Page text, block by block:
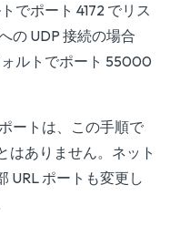
でポート 4172 でリス
の UDP 接続の場合
ォルトでポート 55000
ートは、この手順で
はありません。ネット
URL ポートも変更し